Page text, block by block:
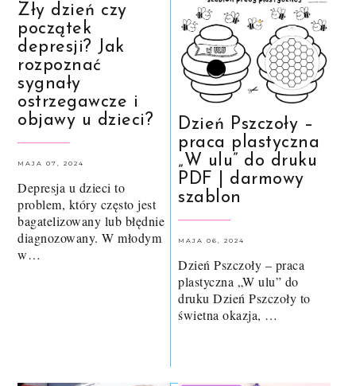
Zły dzień czy
początek
depresji? Jak
rozpoznać
sygnały
ostrzegawcze i
objawy u dzieci?
MAJA 07, 2024
Depresja u dzieci to
problem, który często jest
bagatelizowany lub błędnie
diagnozowany. W młodym
w…
Dzień Pszczoły –
praca plastyczna
„W ulu” do druku
PDF | darmowy
szablon
MAJA 06, 2024
Dzień Pszczoły – praca
plastyczna „W ulu” do
druku Dzień Pszczoły to
świetna okazja, …